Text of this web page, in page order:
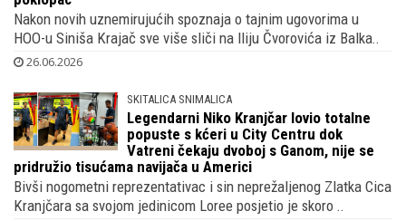
Nobilov muk nakon novih šokantnih
otkrića u HOO-u i poruke goluba
pismonoše s Pantovčaka uzdrmali
izborni stožer Dragana Primorca koji je svakom loncu
Nakon novih uznemirujućih spoznaja o tajnim ugovorima u
HOO-u Siniša Krajač sve više sliči na Iliju Čvorovića iz Balka..
26.06.2026
SKITALICA SNIMALICA
Legendarni Niko Kranjčar lovio totalne
popuste s kćeri u City Centru dok